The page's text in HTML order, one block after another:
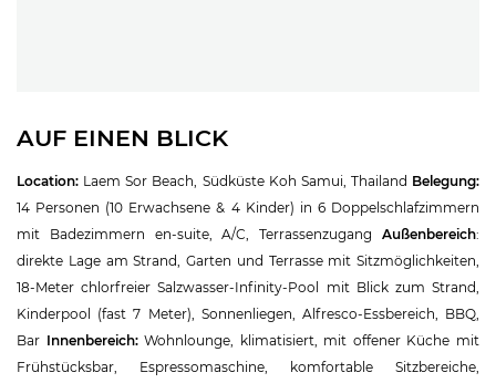
AUF EINEN BLICK
Location: Laem Sor Beach, Südküste Koh Samui, Thailand Belegung:
14 Personen (10 Erwachsene & 4 Kinder) in 6 Doppelschlafzimmern
mit Badezimmern en-suite, A/C, Terrassenzugang Außenbereich:
direkte Lage am Strand, Garten und Terrasse mit Sitzmöglichkeiten,
18-Meter chlorfreier Salzwasser-Infinity-Pool mit Blick zum Strand,
Kinderpool (fast 7 Meter), Sonnenliegen, Alfresco-Essbereich, BBQ,
Bar Innenbereich:Wohnlounge, klimatisiert, mit offener Küche mit
Frühstücksbar, Espressomaschine, komfortable Sitzbereiche,